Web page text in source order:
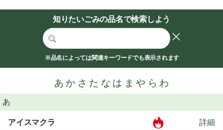
知りたいごみの品名で検索しよう
※品名によっては関連キーワードでも表示されます
あ か さ た な は ま や ら わ
あ
アイスマクラ
詳細